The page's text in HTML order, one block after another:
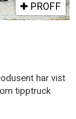
PROFF
har vist
tipptruck